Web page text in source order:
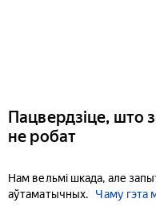
Пацвердзіце, што
не робат
Нам вельмі шкада, але
аўтаматычных.
Чаму гэта